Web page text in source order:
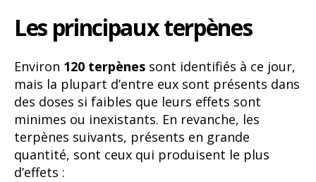
Les principaux terpènes
Environ 120 terpènes sont identifiés à ce jour,
mais la plupart d’entre eux sont présents dans
des doses si faibles que leurs effets sont
minimes ou inexistants. En revanche, les
terpènes suivants, présents en grande
quantité, sont ceux qui produisent le plus
d’effets :